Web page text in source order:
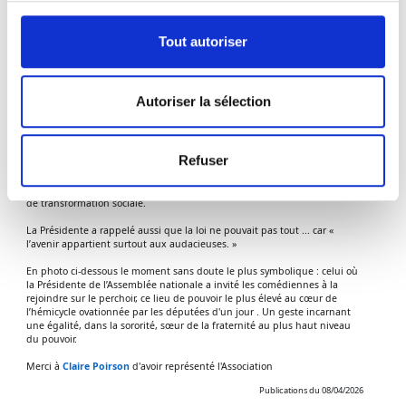
Tout autoriser
Autoriser la sélection
Refuser
devant une fois n'est pas coutume un hémicycle à majorité féminine et
Parce que faire entendre les voix des femmes, hier comme aujourd’hui,
n’est pas seulement un devoir de mémoire : c’est une exigence
pour la promotion et la défense des droits des femmes, pour l’égalité
les sphères de décision, convaincue que le droit est un levier essentiel
de transformation sociale.
La Présidente a rappelé aussi que la loi ne pouvait pas tout ... car «
l’avenir appartient surtout aux audacieuses. »
En photo ci-dessous le moment sans doute le plus symbolique : celui où
la Présidente de l’Assemblée nationale a invité les comédiennes à la
rejoindre sur le perchoir, ce lieu de pouvoir le plus élevé au cœur de
l’hémicycle ovationnée par les députées d'un jour . Un geste incarnant
une égalité, dans la sororité, sœur de la fraternité au plus haut niveau
du pouvoir.
Merci à Claire Poirson d'avoir représenté l'Association
Publications du 08/04/2026